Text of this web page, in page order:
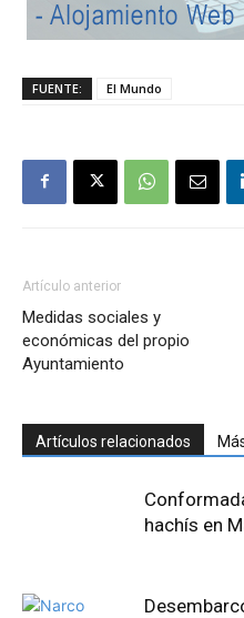
FUENTE: El Mundo
Artículo anterior
Medidas sociales y
económicas del propio
Ayuntamiento
Artículos relacionados
hachís en